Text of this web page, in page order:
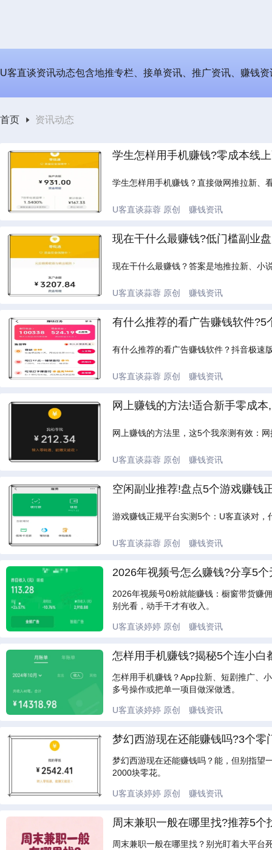
U客直谈资讯动态包含地推专栏、接单资讯、推广资讯、赚钱
首页 资讯动态
学生怎样用手机赚钱?零成本线
学生怎样用手机赚钱？直接做网推拉新、
U客直谈蒜蓉 原创 赚钱资讯
现在干什么最赚钱?低门槛副业
现在干什么最赚钱？答案是地推拉新、小
U客直谈蒜蓉 原创 赚钱资讯
有什么推荐的看广告赚钱软件?5
有什么推荐的看广告赚钱软件？抖音极速
U客直谈蒜蓉 原创 赚钱资讯
网上赚钱的方法!适合新手零成
网上赚钱的方法里，这5个我亲测有效：
U客直谈蒜蓉 原创 赚钱资讯
空闲副业推荐!盘点5个游戏赚钱
游戏赚钱正规平台实测5个：U客直谈对
U客直谈蒜蓉 原创 赚钱资讯
2026年视频号怎么赚钱?分享5
2026年视频号0粉就能赚钱：橱窗带货赚
别光看，动手干才有收入。
U客直谈婷婷 原创 赚钱资讯
怎样用手机赚钱?揭秘5个连小
怎样用手机赚钱？App拉新、短剧推广、
多号操作或把单一项目做深做透。
U客直谈婷婷 原创 赚钱资讯
梦幻西游现在还能赚钱吗?3个
梦幻西游现在还能赚钱吗？能，但别指望
2000块零花。
U客直谈婷婷 原创 赚钱资讯
周末兼职一般在哪里找?推荐5
周末兼职一般在哪里找？别光盯着大平